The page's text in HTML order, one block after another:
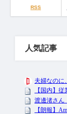
RSS
人気記事